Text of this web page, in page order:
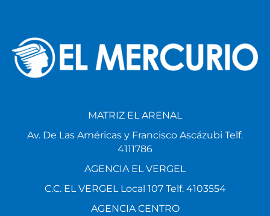
MATRIZ EL ARENAL
Av. De Las Américas y Francisco Ascázubi Telf.
4111786
AGENCIA EL VERGEL
C.C. EL VERGEL Local 107 Telf. 4103554
AGENCIA CENTRO